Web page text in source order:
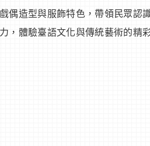
偶造型與服飾特色，帶領民眾認
，體驗臺語文化與傳統藝術的精